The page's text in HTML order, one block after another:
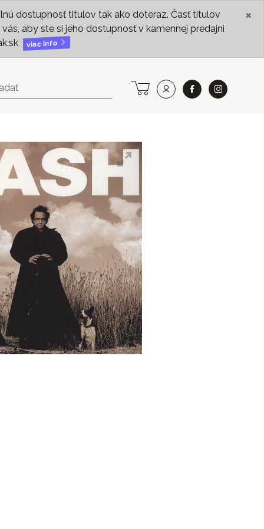
dostupnosť titulov tak ako doteraz. Časť titulov
aby ste si jeho dostupnosť v kamennej predajni
viac info
×